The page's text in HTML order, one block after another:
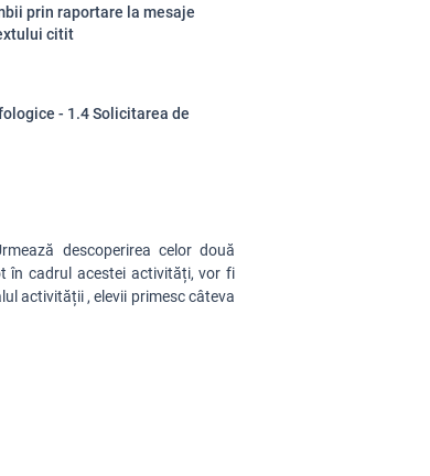
prin raportare la mesaje
citit
- 1.4 Solicitarea de
descoperirea celor două
în cadrul acestei activități, vor fi
activității ,elevii primesccâteva